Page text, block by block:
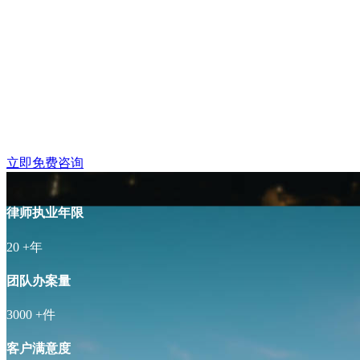
立即免费咨询
律师执业年限
20 +年
团队办案量
3000 +件
客户满意度